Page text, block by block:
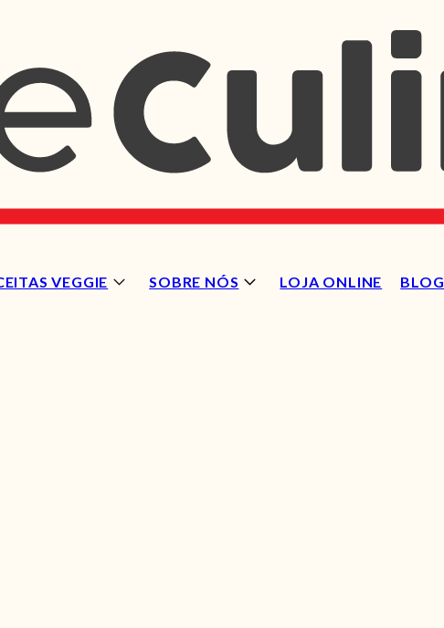
VEGGIE SOBRE NÓS LOJA ONLINE BLOG